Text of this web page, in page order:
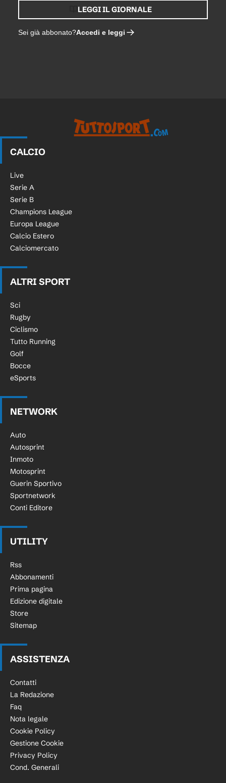
LEGGI IL GIORNALE
Sei già abbonato?Accedi e leggi
CALCIO
Live
Serie A
Serie B
Champions League
Europa League
Calcio Estero
Calciomercato
ALTRI SPORT
Sci
Rugby
Ciclismo
Tutto Running
Golf
Bocce
eSports
NETWORK
Auto
Autosprint
Inmoto
Motosprint
Guerin Sportivo
Sportnetwork
Conti Editore
UTILITY
Rss
Abbonamenti
Prima pagina
Edizione digitale
Store
Sitemap
ASSISTENZA
Contatti
La Redazione
Faq
Nota legale
Cookie Policy
Gestione Cookie
Privacy Policy
Cond. Generali